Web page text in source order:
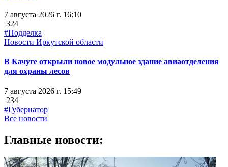
7 августа 2026 г. 16:10
324
#Подделка
Новости Иркутской области
В Качуге открыли новое модульное здание авиаотделения
для охраны лесов
7 августа 2026 г. 15:49
234
#Губернатор
Все новости
Главные новости: